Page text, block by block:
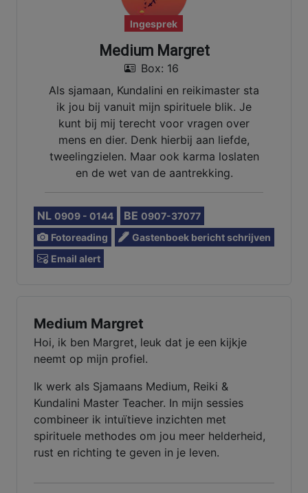
Ingesprek
Medium Margret
Box: 16
Als sjamaan, Kundalini en reikimaster sta
ik jou bij vanuit mijn spirituele blik. Je
kunt bij mij terecht voor vragen over
mens en dier. Denk hierbij aan liefde,
tweelingzielen. Maar ook karma loslaten
en de wet van de aantrekking.
NL 0909 - 0144 BE 0907-37077
Fotoreading
Gastenboek bericht schrijven
Email alert
Medium Margret
Hoi, ik ben Margret, leuk dat je een kijkje
neemt op mijn profiel.
Ik werk als Sjamaans Medium, Reiki &
Kundalini Master Teacher. In mijn sessies
combineer ik intuïtieve inzichten met
spirituele methodes om jou meer helderheid,
rust en richting te geven in je leven.